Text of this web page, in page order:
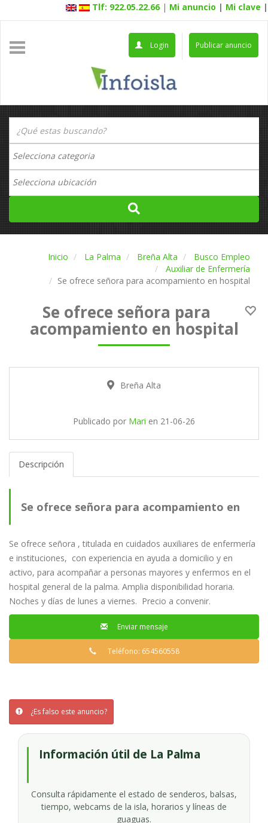
Tlf: 922.05.22.66 | Mi anuncio | Mi clave |
Publicar anuncio
Login
Inicio La Palma Breña Alta
Busco Empleo
Auxiliar de Enfermería
Se ofrece señora para acompamiento en hospital
Se ofrece señora para
acompamiento en hospital
Breña Alta
Publicado por Mari en 21-06-26
Descripción
Se ofrece señora para acompamiento en
hospital
Se ofrece señora , titulada en cuidados auxiliares de enfermería
e instituciones, con experiencia en ayuda a domicilio y en
activo, para acompañar a personas mayores y enfermos en el
hospital general de la palma. Amplia disponibilidad horaria.
Noches y días de lunes a viernes. Precio a convenir.
Enviar mensaje
Teléfono: 654560558
¿Es falso este anuncio?
Información útil de La Palma
Consulta rápidamente el estado de senderos, balsas,
tiempo, webcams de la isla, horarios y líneas de
guaguas.